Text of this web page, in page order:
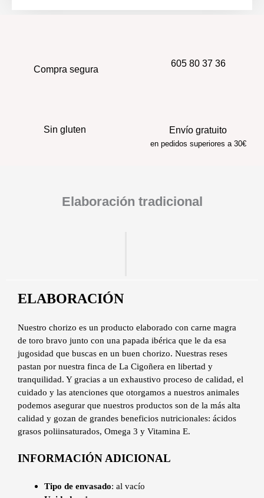
Compra segura
605 80 37 36
Sin gluten Envío gratuito
en pedidos superiores a 30€
Elaboración tradicional
ELABORACIÓN
Nuestro chorizo es un producto elaborado con carne magra
de toro bravo junto con una papada ibérica que le da esa
jugosidad que buscas en un buen chorizo. Nuestras reses
pastan por nuestra finca de La Cigoñera en libertad y
tranquilidad. Y gracias a un exhaustivo proceso de calidad, el
cuidado y las atenciones que otorgamos a nuestros animales
podemos asegurar que nuestros productos son de la más alta
calidad y gozan de grandes beneficios nutricionales: ácidos
grasos poliinsaturados, Omega 3 y Vitamina E.
INFORMACIÓN ADICIONAL
Tipo de envasado: al vacío